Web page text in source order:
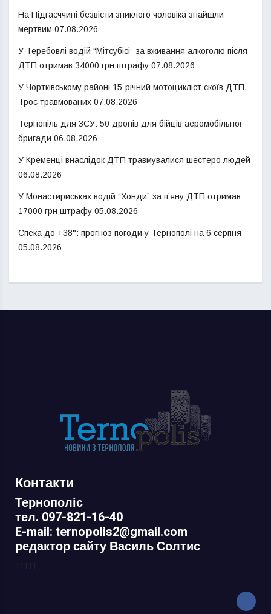
На Підгаєччині безвісти зниклого чоловіка знайшли
мертвим 07.08.2026
У Теребовлі водій “Мітсубісі” за вживання алкоголю після
ДТП отримав 34000 грн штрафу 07.08.2026
У Чортківському районі 15-річний мотоцикліст скоїв ДТП.
Троє травмованих 07.08.2026
Тернопіль для ЗСУ: 50 дронів для бійців аеромобільної
бригади 06.08.2026
У Кременці внаслідок ДТП травмувалися шестеро людей
06.08.2026
У Монастириськах водій “Хонди” за п’яну ДТП отримав
17000 грн штрафу 05.08.2026
Спека до +38°: прогноз погоди у Тернополі на 6 серпня
05.08.2026
Контакти
Тернополіс
тел. 097-821-16-40
E-mail: ternopolis2@gmail.com
редактор сайту Василь Солтис